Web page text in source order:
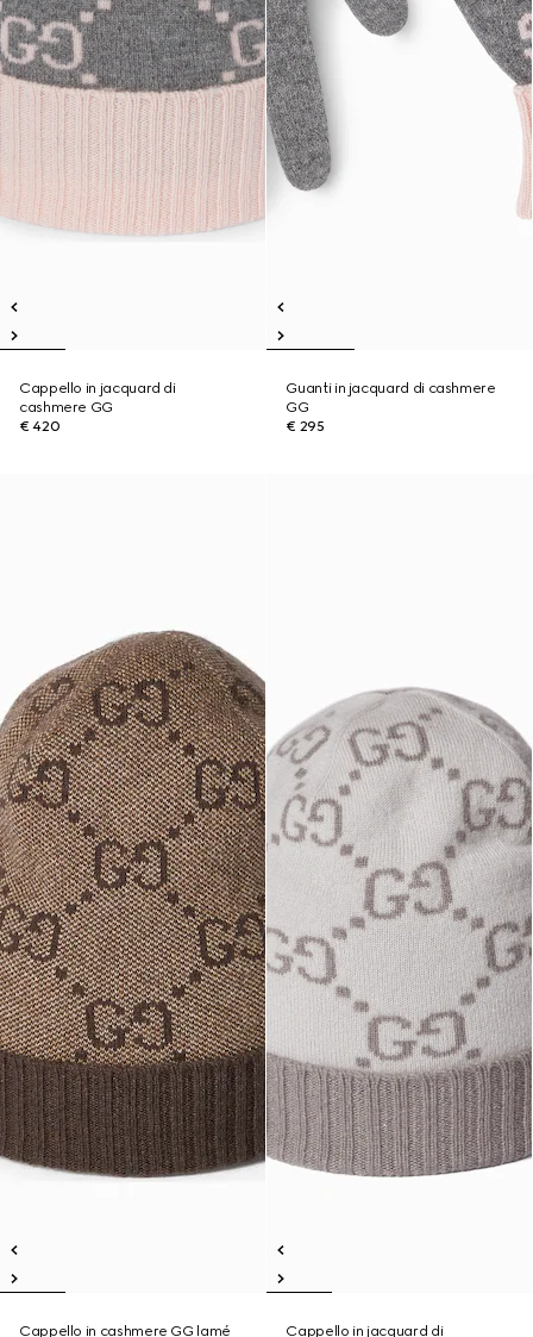
Cappello in jacquard di
cashmere GG
€ 420
Guanti in jacquard di cashmere
GG
€ 295
Cappello in cashmere GG lamé Cappello in jacquard di